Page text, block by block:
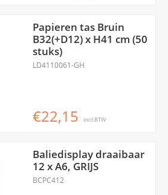
Papieren tas Bruin
B32(+D12) x H41 cm (50
stuks)
LD4110061-GH
€22,15 excl.BTW
Baliedisplay draaibaar
12 x A6, GRIJS
BCPC412